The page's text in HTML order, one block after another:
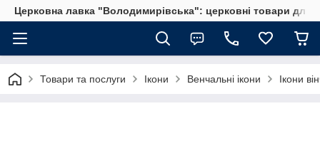
Церковна лавка "Володимирівська": церковні товари для
Товари та послуги Ікони Венчальні ікони Ікони